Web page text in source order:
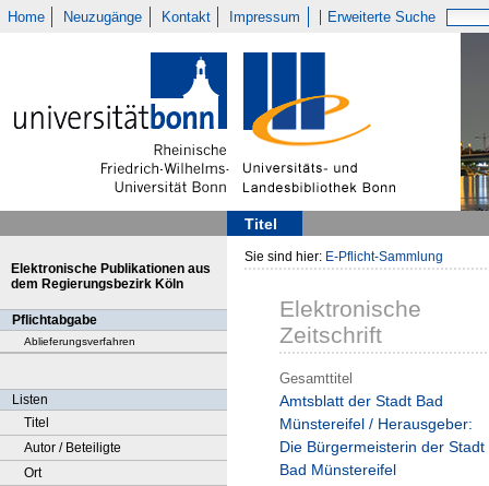
Home Neuzugänge Kontakt Impressum Erweiterte Suche
Titel
Elektronische Publikationen aus
dem Regierungsbezirk Köln
Pflichtabgabe
Ablieferungsverfahren
Listen
Titel
Autor / Beteiligte
Ort
Sie sind hier: E-Pflicht-Sammlung
Elektronische
Zeitschrift
Gesamttitel
Amtsblatt der Stadt Bad
Münstereifel / Herausgeber:
Die Bürgermeisterin der Stadt
Bad Münstereifel